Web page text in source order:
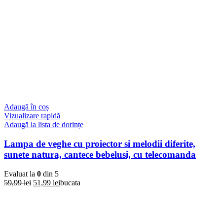
Adaugă în coș
Vizualizare rapidă
Adaugă la lista de dorințe
Lampa de veghe cu proiector si melodii diferite,
sunete natura, cantece bebelusi, cu telecomanda
Evaluat la 0 din 5
59,99lei Prețul
51,99 leiPrețul
bucata